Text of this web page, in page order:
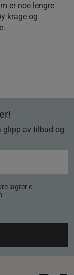
er noe lengre
krage og
glipp av tilbud og
lagrer e-